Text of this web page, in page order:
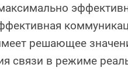
решающее
связи в режиме